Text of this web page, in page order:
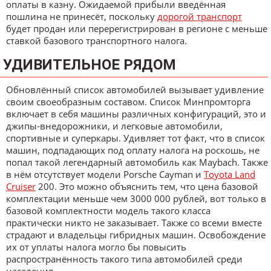
оплаты в казну. Ожидаемой прибыли введённая
пошлина не принесёт, поскольку дорогой транспорт
будет продан или перерегистрирован в регионе с меньше
ставкой базового транспортного налога.
УДИВИТЕЛЬНОЕ РЯДОМ
Обновлённый список автомобилей вызывает удивление
своим своеобразным составом. Список Минпромторга
включает в себя машины различных конфигураций, это и
джипы-внедорожники, и легковые автомобили,
спортивные и суперкары. Удивляет тот факт, что в список
машин, подпадающих под оплату налога на роскошь, не
попал такой легендарный автомобиль как Maybach. Также
в нём отсутствует модели Porsche Cayman и Toyota Land
Cruiser 200. Это можно объяснить тем, что цена базовой
комплектации меньше чем 3000 000 рублей, вот только в
базовой комплектности модель такого класса
практически никто не заказывает. Также со всеми вместе
страдают и владельцы гибридных машин. Освобождение
их от уплаты налога могло бы повысить
распространённость такого типа автомобилей среди